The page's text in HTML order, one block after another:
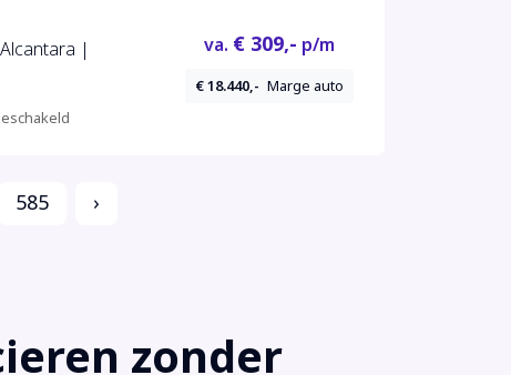
|
va. € 309,- p/m
€ 18.440,- Marge auto
585 ›
zonder